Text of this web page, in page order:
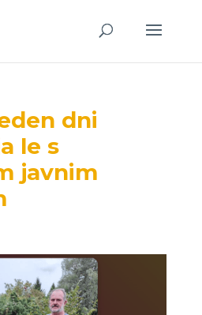
dni
le s
javnim